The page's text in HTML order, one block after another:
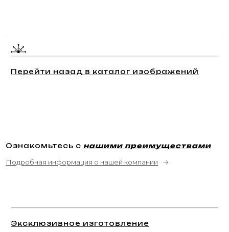
Перейти назад в каталог изображений
Ознакомьтесь с нашими преимуществами
Подробная информация о нашей компании →
Эксклюзивное изготовление